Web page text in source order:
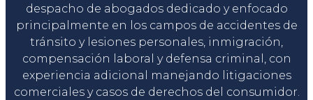
despacho de abogados dedicado y enfocado
principalmente en los campos de accidentes de
tránsito y lesiones personales, inmigración,
compensación laboral y defensa criminal, con
experiencia adicional manejando litigaciones
comerciales y casos de derechos del consumidor.